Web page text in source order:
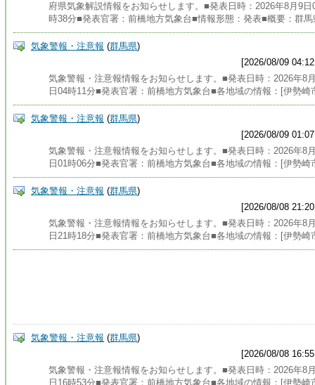
府県気象解説情報をお知らせします。■発表日時：2026年8月9日
時38分■発表官署：前橋地方気象台■情報形態：発表■概要：群馬
気象警報・注意報 (群馬県)
[2026/08/09
気象警報・注意報情報をお知らせします。■発表日時：2026年8
日04時11分■発表官署：前橋地方気象台■各地域の情報：[伊勢崎
気象警報・注意報 (群馬県)
[2026/08/09
気象警報・注意報情報をお知らせします。■発表日時：2026年8
日01時06分■発表官署：前橋地方気象台■各地域の情報：[伊勢崎
気象警報・注意報 (群馬県)
[2026/08/08
気象警報・注意報情報をお知らせします。■発表日時：2026年8
日21時18分■発表官署：前橋地方気象台■各地域の情報：[伊勢崎
気象警報・注意報 (群馬県)
[2026/08/08
気象警報・注意報情報をお知らせします。■発表日時：2026年8
日16時53分■発表官署：前橋地方気象台■各地域の情報：[伊勢崎